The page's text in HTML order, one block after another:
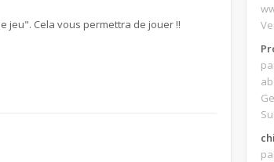
jeu". Cela vous permettra de jouer !!